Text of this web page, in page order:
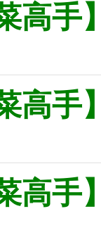
高手
高手
高手